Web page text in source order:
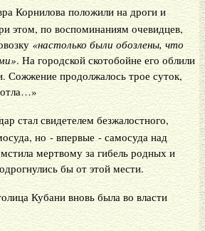
Корнилова положили на дроги и
этом, по воспоминаниям очевидцев,
«настолько были обозлены, что
. На городской скотобойне его облили
Сожжение продолжалось трое суток,
стал свидетелем безжалостного,
но - впервые - самосуда над
мертвому за гибель родных и
бы от этой мести.
Кубани вновь была во власти